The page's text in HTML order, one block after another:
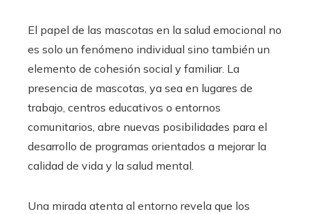
El papel de las mascotas en la salud emocional no
es solo un fenómeno individual sino también un
elemento de cohesión social y familiar. La
presencia de mascotas, ya sea en lugares de
trabajo, centros educativos o entornos
comunitarios, abre nuevas posibilidades para el
desarrollo de programas orientados a mejorar la
calidad de vida y la salud mental.
Una mirada atenta al entorno revela que los